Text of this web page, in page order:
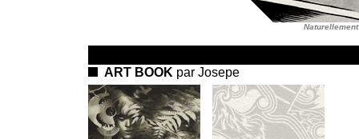
Naturellement
ART BOOK par Josepe